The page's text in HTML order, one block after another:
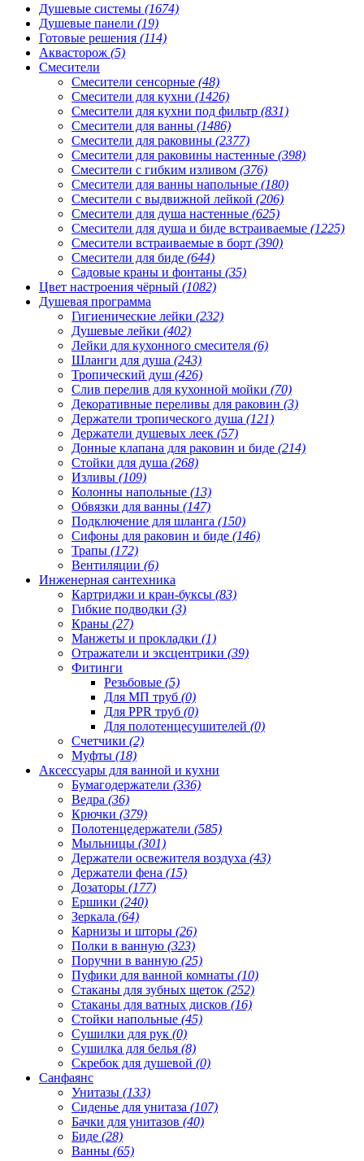
Душевые системы (1674)
Душевые панели (19)
Готовые решения (114)
Аквасторож (5)
Смесители
Смесители сенсорные (48)
Смесители для кухни (1426)
Смесители для кухни под фильтр (831)
Смесители для ванны (1486)
Смесители для раковины (2377)
Смесители для раковины настенные (398)
Смесители с гибким изливом (376)
Смесители для ванны напольные (180)
Смесители с выдвижной лейкой (206)
Смесители для душа настенные (625)
Смесители для душа и биде встраиваемые (1225)
Смесители встраиваемые в борт (390)
Смесители для биде (644)
Садовые краны и фонтаны (35)
Цвет настроения чёрный (1082)
Душевая программа
Гигиенические лейки (232)
Душевые лейки (402)
Лейки для кухонного смесителя (6)
Шланги для душа (243)
Тропический душ (426)
Слив перелив для кухонной мойки (70)
Декоративные переливы для раковин (3)
Держатели тропического душа (121)
Держатели душевых леек (57)
Донные клапана для раковин и биде (214)
Стойки для душа (268)
Изливы (109)
Колонны напольные (13)
Обвязки для ванны (147)
Подключение для шланга (150)
Сифоны для раковин и биде (146)
Трапы (172)
Вентиляции (6)
Инженерная сантехника
Картриджи и кран-буксы (83)
Гибкие подводки (3)
Краны (27)
Манжеты и прокладки (1)
Отражатели и эксцентрики (39)
Фитинги
Резьбовые (5)
Для МП труб (0)
Для PPR труб (0)
Для полотенцесушителей (0)
Счетчики (2)
Муфты (18)
Аксессуары для ванной и кухни
Бумагодержатели (336)
Ведра (36)
Крючки (379)
Полотенцедержатели (585)
Мыльницы (301)
Держатели освежителя воздуха (43)
Держатели фена (15)
Дозаторы (177)
Ершики (240)
Зеркала (64)
Карнизы и шторы (26)
Полки в ванную (323)
Поручни в ванную (25)
Пуфики для ванной комнаты (10)
Стаканы для зубных щеток (252)
Стаканы для ватных дисков (16)
Стойки напольные (45)
Сушилки для рук (0)
Сушилка для белья (8)
Скребок для душевой (0)
Санфаянс
Унитазы (133)
Сиденье для унитаза (107)
Бачки для унитазов (40)
Биде (28)
Ванны (65)